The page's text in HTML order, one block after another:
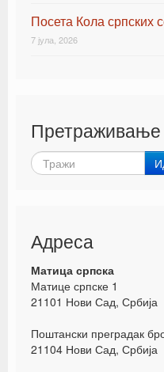
Посета Кола српских
7 јула, 2026
Претраживање
Адреса
Матица српска
Матице српске 1
21101 Нови Сад, Србија
Поштански преградак
21104 Нови Сад, Србија